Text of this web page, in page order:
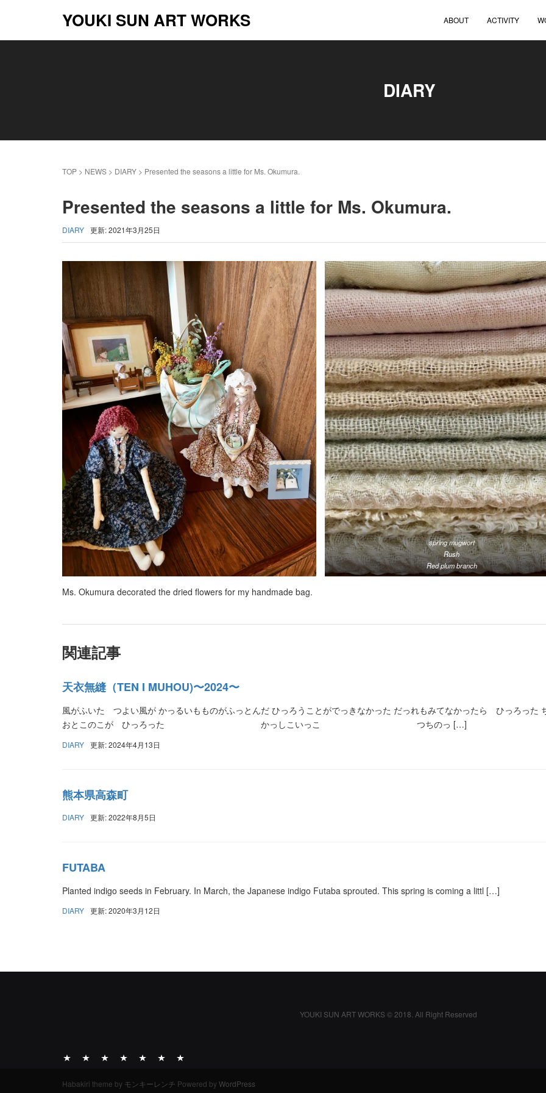
YOUKI SUN ART WORKS ABOUT ACTIVITY
DIARY
TOP > NEWS > DIARY > Presented the seasons a little for Ms. Okumura.
Presented the seasons a little for Ms. Okumura.
DIARY 更新: 2021年3月25日
spring mugwort
Rush
Red plum branch
Ms. Okumura decorated the dried flowers for my handmade bag.
関連記事
天衣無縫（TEN I MUHOU)〜2024〜
風がふいた つよい風が かっるいもものがふっとんだ ひっろうことがでっきなかった だっれもみてなかったら ひっろった
おとこのこが ひっろった かっしこいっこ つちのっ […]
DIARY 更新: 2024年4月13日
熊本県高森町
DIARY 更新: 2022年8月5日
FUTABA
Planted indigo seeds in February. In March, the Japanese indigo Futaba sprouted. This spring is coming a littl […]
DIARY 更新: 2020年3月12日
YOUKI SUN ART WORKS © 2018. All Right Reserved
Habakiri theme by モンキーレンチ Powered byWordPress